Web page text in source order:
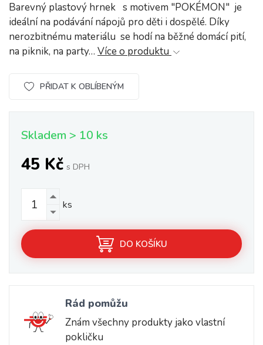
Barevný plastový hrnek s motivem "POKÉMON" je
ideální na podávání nápojů pro děti i dospělé. Díky
nerozbitnému materiálu se hodí na běžné domácí pití,
na piknik, na party… Více o produktu
PŘIDAT K OBLÍBENÝM
Skladem > 10 ks
45 Kč s DPH
ks
DO KOŠÍKU
Rád pomůžu
Znám všechny produkty jako vlastní
pokličku